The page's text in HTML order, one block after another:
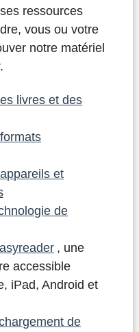
ressources
vous ou votre
notre matériel
livres et des
et
de
, une
accessible
iPad, Android et
de